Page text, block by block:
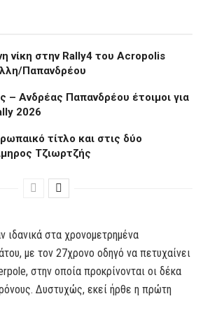
νίκη στην Rally4 του Acropolis
Παπανδρέου
– Ανδρέας Παπανδρέου έτοιμοι για
2026
τίτλο και στις δύο
Τζιωρτζής
ιδανικά στα χρονομετρημένα
με τον 27χρονο οδηγό να πετυχαίνει
στην οποία προκρίνονται οι δέκα
Δυστυχώς, εκεί ήρθε η πρώτη